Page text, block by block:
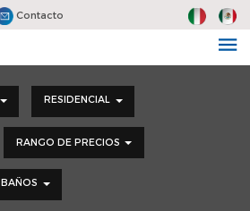
Contacto
RESIDENCIAL
RANGO DE PRECIOS
BAÑOS